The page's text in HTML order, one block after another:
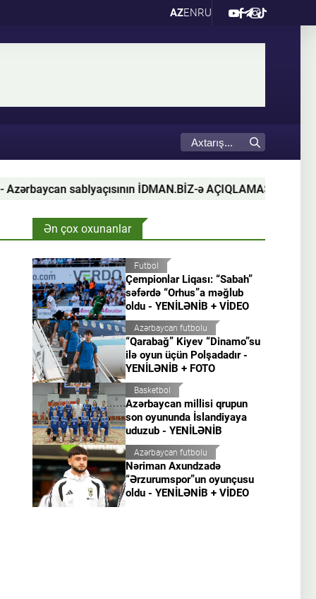
AZENRU
İDMAN.BİZ-ə AÇIQLAMASI
Ən çox oxunanlar
Futbol
Çempionlar Liqası: “Sabah”
səfərdə “Orhus”a məğlub
oldu - YENİLƏNİB + VİDEO
Azərbaycan futbolu
“Qarabağ” Kiyev “Dinamo”su
ilə oyun üçün Polşadadır -
YENİLƏNİB + FOTO
Basketbol
Azərbaycan millisi qrupun
son oyununda İslandiyaya
uduzub - YENİLƏNİB
Azərbaycan futbolu
Nəriman Axundzadə
“Ərzurumspor”un oyunçusu
oldu - YENİLƏNİB + VİDEO